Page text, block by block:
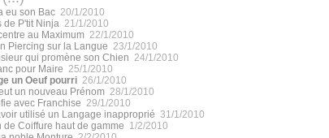
eu son Bac20/1/2010
de P'tit Ninja 21/1/2010
au Maximum22/1/2010
Piercing sur la Langue 23/1/2010
qui promène son Chien 24/1/2010
pour Maire 25/1/2010
un Oeuf pourri 26/1/2010
un nouveau Prénom28/1/2010
avec Franchise 29/1/2010
utilisé un Langage inapproprié 31/1/2010
Coiffure haut de gamme 1/2/2010